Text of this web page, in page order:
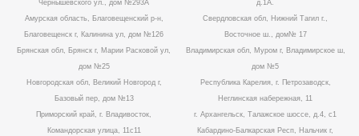
Чернышевского ул., дом №293А
Амурская область, Благовещенский р-н,
Благовещенск г, Калинина ул, дом №126
Брянская обл, Брянск г, Марии Расковой ул,
дом №25
Новгородская обл, Великий Новгород г,
Базовый пер, дом №13
Приморский край, г. Владивосток,
Командорская улица, 11с11
д.1А.
Свердловская обл, Нижний Тагил г.,
Восточное ш., дом№ 17
Владимирская обл, Муром г, Владимирское ш,
дом №5
Республика Карелия, г. Петрозаводск,
Неглинская набережная, 11
г. Архангельск, Талажское шоссе, д.4, с1
Кабардино-Балкарская Респ, Нальчик г,